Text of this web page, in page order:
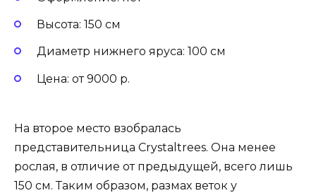
Высота: 150 см
Диаметр нижнего яруса: 100 см
Цена: от 9000 р.
На второе место взобралась
представительница Crystaltrees. Она менее
рослая, в отличие от предыдущей, всего лишь
150 см. Таким образом, размах веток у